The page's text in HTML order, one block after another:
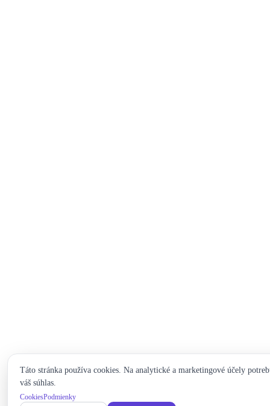
Táto stránka používa cookies. Na analytické a marketingové účely
váš súhlas.
CookiesPodmienky